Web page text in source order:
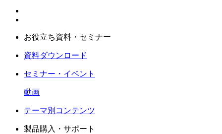
お役立ち資料・セミナー
資料ダウンロード
セミナー・イベント
動画
テーマ別コンテンツ
製品購入・サポート